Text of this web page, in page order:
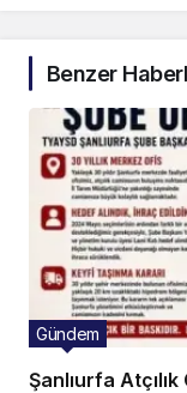
Benzer
Şanlıurfa
Gündem